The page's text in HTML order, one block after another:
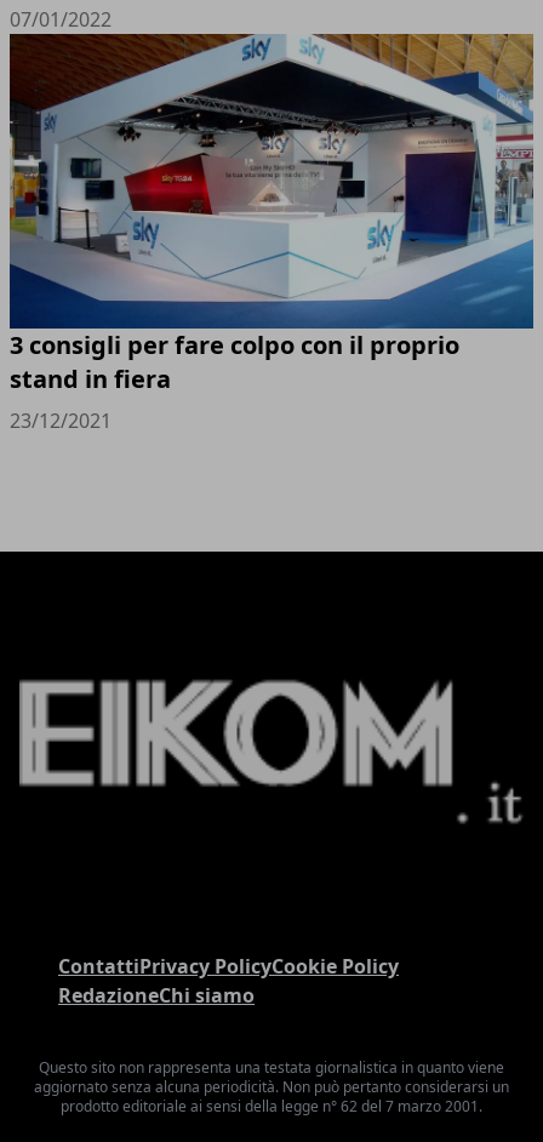
07/01/2022
3 consigli per fare colpo con il proprio
stand in fiera
23/12/2021
ContattiPrivacy PolicyCookie Policy
RedazioneChi siamo
Questo sito non rappresenta una testata giornalistica in quanto viene
aggiornato senza alcuna periodicità. Non può pertanto considerarsi un
prodotto editoriale ai sensi della legge n° 62 del 7 marzo 2001.